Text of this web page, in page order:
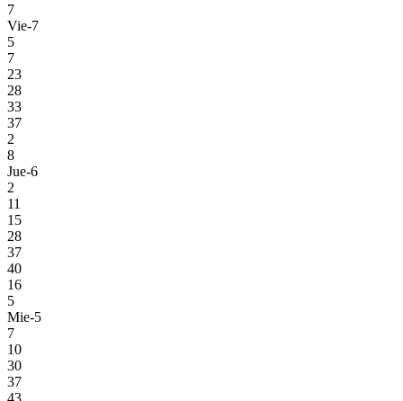
7
Vie-7
5
7
23
28
33
37
2
8
Jue-6
2
11
15
28
37
40
16
5
Mie-5
7
10
30
37
43